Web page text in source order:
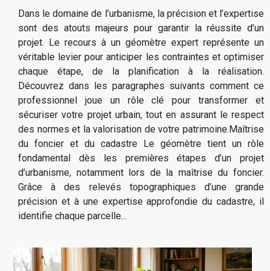
Dans le domaine de l’urbanisme, la précision et l’expertise
sont des atouts majeurs pour garantir la réussite d’un
projet. Le recours à un géomètre expert représente un
véritable levier pour anticiper les contraintes et optimiser
chaque étape, de la planification à la réalisation.
Découvrez dans les paragraphes suivants comment ce
professionnel joue un rôle clé pour transformer et
sécuriser votre projet urbain, tout en assurant le respect
des normes et la valorisation de votre patrimoine.Maîtrise
du foncier et du cadastre Le géomètre tient un rôle
fondamental dès les premières étapes d’un projet
d’urbanisme, notamment lors de la maîtrise du foncier.
Grâce à des relevés topographiques d’une grande
précision et à une expertise approfondie du cadastre, il
identifie chaque parcelle...